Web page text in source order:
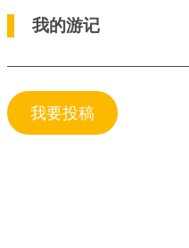
我的游记
我要投稿